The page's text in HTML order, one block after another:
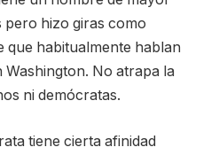
pero hizo giras como
que habitualmente hablan
Washington. No atrapa la
ni demócratas.
tiene cierta afinidad